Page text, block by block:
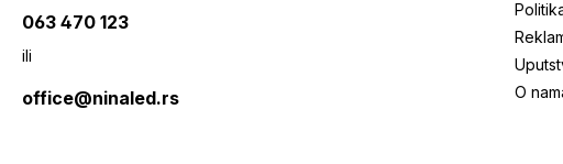
063 470 123
ili
office@ninaled.rs
O